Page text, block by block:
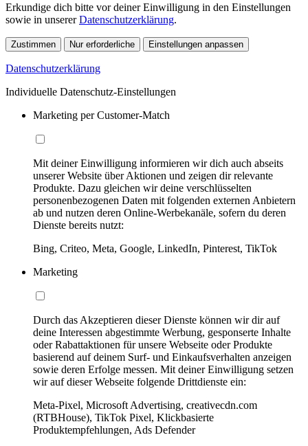
Erkundige dich bitte vor deiner Einwilligung in den Einstellungen
sowie in unsererDatenschutzerklärung.
Zustimmen Nur erforderliche Einstellungen anpassen
Datenschutzerklärung
Individuelle Datenschutz-Einstellungen
Marketing per Customer-Match
Mit deiner Einwilligung informieren wir dich auch abseits
unserer Website über Aktionen und zeigen dir relevante
Produkte. Dazu gleichen wir deine verschlüsselten
personenbezogenen Daten mit folgenden externen Anbietern
ab und nutzen deren Online-Werbekanäle, sofern du deren
Dienste bereits nutzt:
Bing, Criteo, Meta, Google, LinkedIn, Pinterest, TikTok
Marketing
Durch das Akzeptieren dieser Dienste können wir dir auf
deine Interessen abgestimmte Werbung, gesponserte Inhalte
oder Rabattaktionen für unsere Webseite oder Produkte
basierend auf deinem Surf- und Einkaufsverhalten anzeigen
sowie deren Erfolge messen. Mit deiner Einwilligung setzen
wir auf dieser Webseite folgende Drittdienste ein:
Meta-Pixel, Microsoft Advertising, creativecdn.com
(RTBHouse), TikTok Pixel, Klickbasierte
Produktempfehlungen, Ads Defender